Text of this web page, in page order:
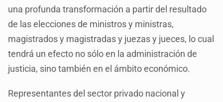
una profunda transformación a partir del resultado
de las elecciones de ministros y ministras,
magistrados y magistradas y juezas y jueces, lo cual
tendrá un efecto no sólo en la administración de
justicia, sino también en el ámbito económico.
Representantes del sector privado nacional y